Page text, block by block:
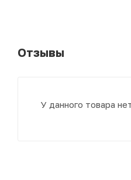
Отзывы
У данного товара